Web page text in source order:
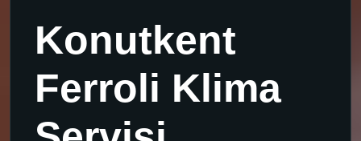
Konutkent
Ferroli Klima